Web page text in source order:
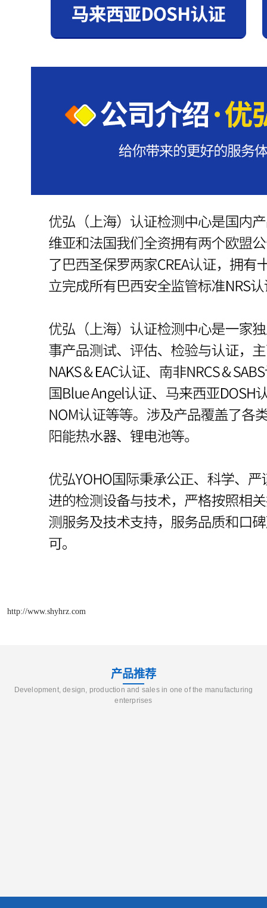
http://www.shyhrz.com
产品推荐
Development, design, production and sales in one of the manufacturing
enterprises